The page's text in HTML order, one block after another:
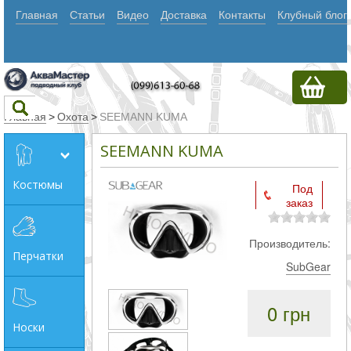
Главная Статьи Видео Доставка Контакты Клубный блог
Текст
Искать
Любое из
слов
слова
Точное
Главная >Охота > SEEMANN KUMA
Костюмы
Перчатки
Носки
SEEMANN KUMA
Под
заказ
Производитель:
SubGear
0 грн